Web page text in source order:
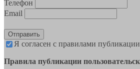
Телефон
Email
Отправить
Я согласен с правилами
Правила публикации